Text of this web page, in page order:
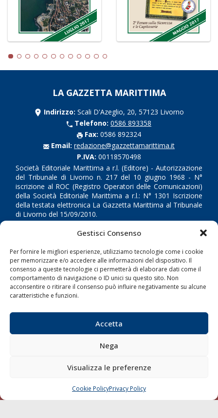
Gestisci Consenso
Per fornire le migliori esperienze, utilizziamo tecnologie come i cookie
per memorizzare e/o accedere alle informazioni del dispositivo. Il
consenso a queste tecnologie ci permetterà di elaborare dati come il
comportamento di navigazione o ID unici su questo sito. Non
acconsentire o ritirare il consenso può influire negativamente su alcune
caratteristiche e funzioni.
Accetta
Nega
Visualizza le preferenze
Cookie PolicyPrivacy Policy
LA GAZZETTA MARITTIMA
Indirizzo: Scali D'Azeglio, 20, 57123 Livorno
Telefono: 0586 893358
Fax: 0586 892324
Email: redazione@gazzettamarittima.it
P.IVA: 00118570498
Società Editoriale Marittima a r.l. (Editore) - Autorizzazione
del Tribunale di Livorno n. 217 del 10 giugno 1968 - N°
iscrizione al ROC (Registro Operatori delle Comunicazioni)
della Società Editoriale Marittima a r.l.: N° 1301 Iscrizione
della testata elettronica La Gazzetta Marittima al Tribunale
di Livorno del 15/09/2010.
LINK
Shipping
Porti/Interporti
Trasporti
Compagnie di Navigazione
Blue economy
Contatti
CHIAMA SCRIVI